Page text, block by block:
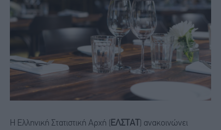
Η Ελληνική Στατιστική Αρχή ( ΕΛΣΤΑΤ
) ανακοινώνει